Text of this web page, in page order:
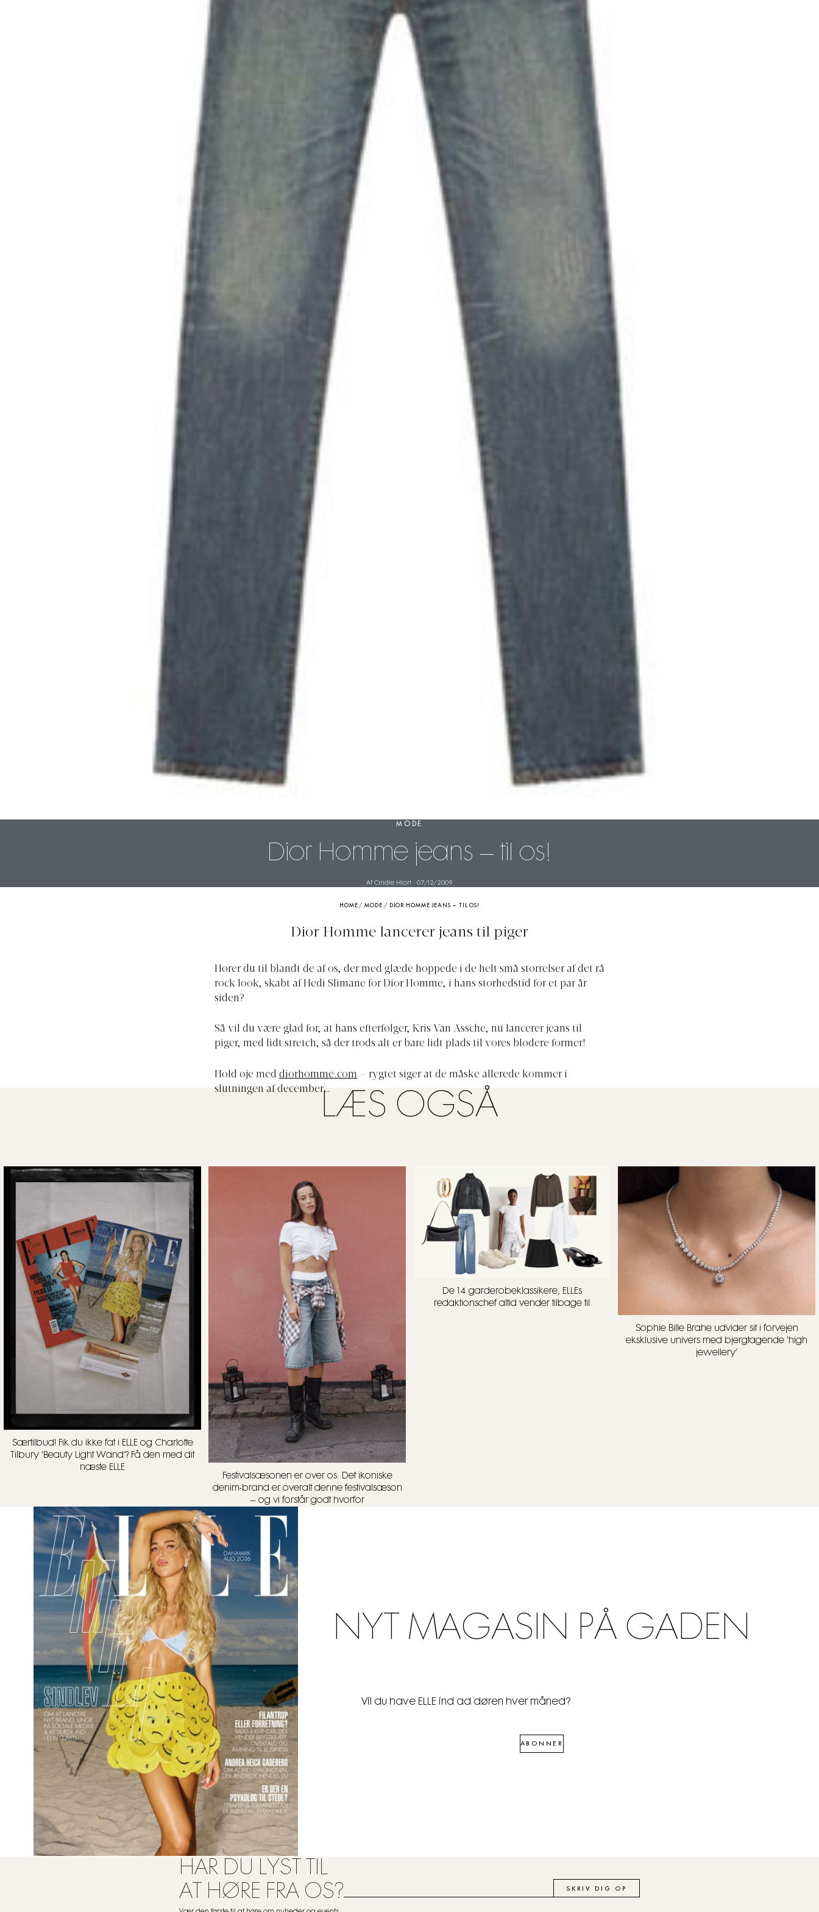
MODE
Dior Homme jeans – til os!
Af Cindie Hiort - 07/12/2009
HOME /MODE / DIOR HOMME JEANS – TIL OS!
Dior Homme lancerer jeans til piger
Hører du til blandt de af os, der med glæde hoppede i de helt små størrelser af det rå
rock look, skabt af Hedi Slimane for Dior Homme, i hans storhedstid for et par år
siden?
Så vil du være glad for, at hans efterfølger, Kris Van Assche, nu lancerer jeans til
piger, med lidt stretch, så der trods alt er bare lidt plads til vores blødere former!
Hold øje med diorhomme.com – rygtet siger at de måske allerede kommer i
slutningen af december…LÆS OGSÅ
Særtilbud! Fik du ikke fat i ELLE og Charlotte
Tilbury ‘Beauty Light Wand’? Få den med dit
næste ELLE
Festivalsæsonen er over os: Det ikoniske
denim-brand er overalt denne festivalsæson
– og vi forstår godt hvorfor
De 14 garderobeklassikere, ELLEs
redaktionschef altid vender tilbage til
Sophie Bille Brahe udvider sit i forvejen
eksklusive univers med bjergtagende ‘high
jewellery’
NYT MAGASIN PÅ GADEN
Vil du have ELLE ind ad døren hver måned?
ABONNER
HAR DU LYST TIL
AT HØRE FRA OS?
SKRIV DIG OP